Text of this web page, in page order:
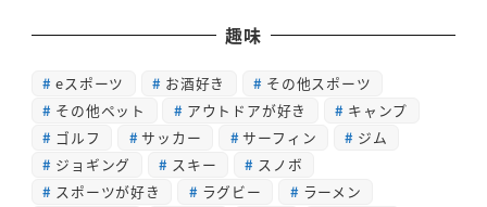
趣味
eスポーツ お酒好き
その他スポーツ
その他ペット
アウトドアが好き
キャンプ
ゴルフ
サッカー サーフィン
ジム
ジョギング
スキー
スノボ
スポーツが好き
ラグビー
ラーメン